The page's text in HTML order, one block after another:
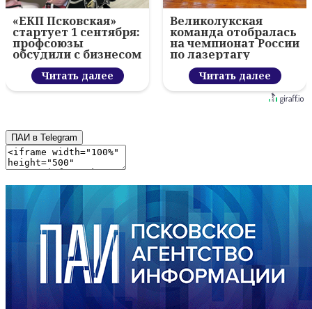
«ЕКП Псковская»
стартует 1 сентября:
профсоюзы
обсудили с бизнесом
новый цифровой
проектЧитать далее
Великолукская
команда отобралась
на чемпионат России
по лазертагу
Читать далее
ПАИ в Telegram